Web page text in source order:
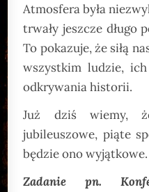
Atmosfera była
trwały jeszcze długo
To pokazuje, że siłą
wszystkim ludzie,
odkrywania historii.
Już dziś wiemy,
jubileuszowe, piąte
będzie ono wyjątkowe.
Zadanie pn.